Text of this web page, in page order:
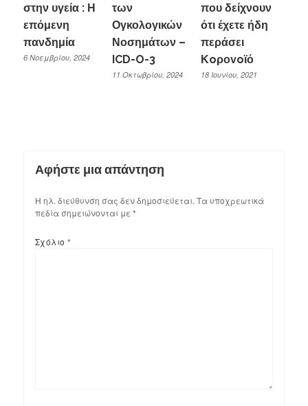
στην υγεία : Η
επόμενη
πανδημία
6 Νοεμβρίου, 2024
των
Ογκολογικών
Νοσημάτων –
ICD-O-3
11 Οκτωβρίου, 2024
που δείχνουν
ότι έχετε ήδη
περάσει
Κoροvoϊό
18 Ιουνίου, 2021
Αφήστε μια απάντηση
Η ηλ. διεύθυνση σας δεν δημοσιεύεται. Τα υποχρεωτικά
πεδία σημειώνονται με *
Σχόλιο *